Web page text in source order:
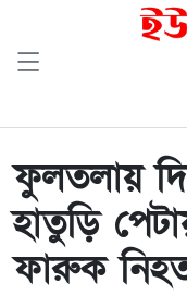
ফুলতলায়
হাতুড়ি
ফারুক